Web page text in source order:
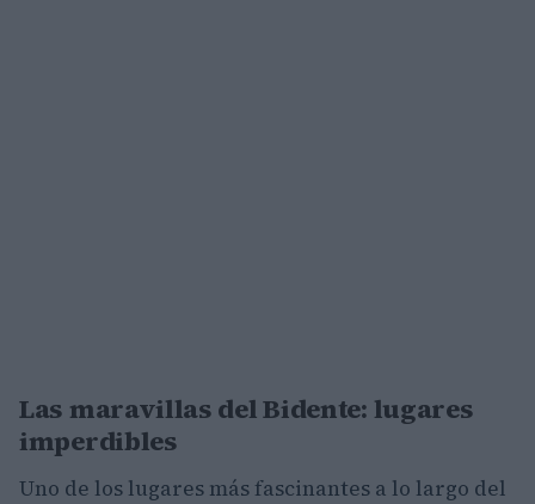
Las maravillas del Bidente: lugares
imperdibles
Uno de los lugares más fascinantes a lo largo del